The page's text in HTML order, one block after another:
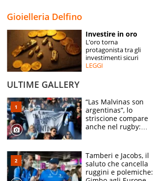
ESPERTI
CONTATTI
Gioielleria Delfino
Investire in oro
L’oro torna
protagonista tra gli
investimenti sicuri
LEGGI
ULTIME GALLERY
“Las Malvinas son
argentinas”, lo
striscione compare
anche nel rugby:
un caso
Tamberi e Jacobs, il
saluto che cancella
ruggini e polemiche: